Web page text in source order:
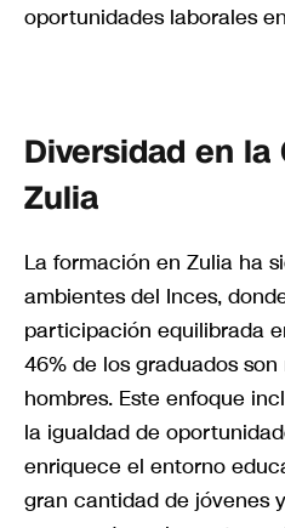
oportunidades laborales
Diversidad en la
Zulia
La formación en Zulia ha
ambientes del Inces,
participación equilibrada
46% de los graduados
hombres. Este enfoque
la igualdad de
enriquece el entorno
gran cantidad de jóvenes